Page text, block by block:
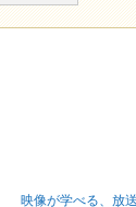
映像が学べる、放